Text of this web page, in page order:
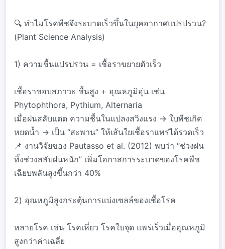
🔍 ทำไมโรคพืชจึงระบาดเร็วขึ้นในยุคอากาศแปรปรวน?
(Plant Science Analysis)
1) ความชื้นแปรปรวน = เชื้อราขยายตัวเร็ว
เชื้อราชอบสภาวะ ชื้นสูง + อุณหภูมิอุ่น เช่น
Phytophthora, Pythium, Alternaria
เมื่อฝนสลับแดด ความชื้นในแปลงสวิงแรง → ใบพืชเกิด
หยดน้ำ → เป็น “สะพาน” ให้เส้นใยเชื้อราแพร่ได้รวดเร็ว
📌 งานวิจัยของ Pautasso et al. (2012) พบว่า “ช่วงฝน
ทิ้งช่วงสลับฝนหนัก” เพิ่มโอกาสการระบาดของโรคพืช
เฉียบพลันสูงขึ้นกว่า 40%
2) อุณหภูมิสูงกระตุ้นการแบ่งเซลล์ของเชื้อโรค
หลายโรค เช่น โรคเหี่ยว โรคใบจุด แพร่เร็วเมื่ออุณหภูมิ
สูงกว่าค่าเฉลี่ย